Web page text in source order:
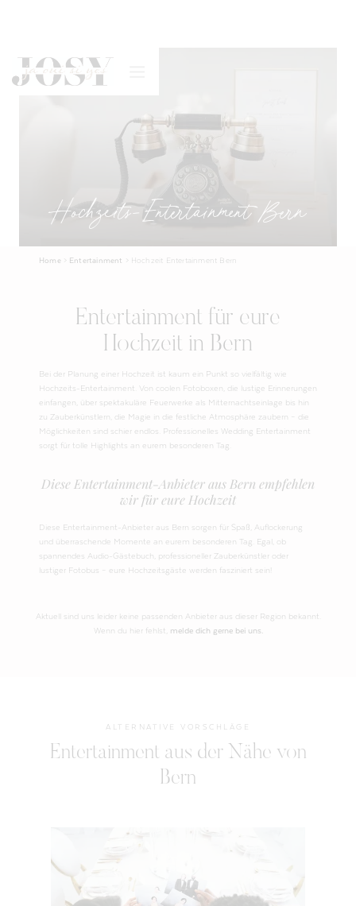
Hochzeits-Entertainment Bern
Home Entertainment Hochzeit Entertainment Bern
Entertainment für eure
Hochzeit in Bern
Bei der Planung einer Hochzeit ist kaum ein Punkt so vielfältig wie
Hochzeits-Entertainment. Von coolen Fotoboxen, die lustige Erinnerungen
einfangen, über spektakuläre Feuerwerke als Mitternachtseinlage bis hin
zu Zauberkünstlern, die Magie in die festliche Atmosphäre zaubern – die
Möglichkeiten sind schier endlos. Professionelles Wedding Entertainment
sorgt für tolle Highlights an eurem besonderen Tag.
Diese Entertainment-Anbieter aus Bern empfehlen
wir für eure Hochzeit
Diese Entertainment-Anbieter aus Bern sorgen für Spaß, Auflockerung
und überraschende Momente an eurem besonderen Tag. Egal, ob
spannendes Audio-Gästebuch, professioneller Zauberkünstler oder
lustiger Fotobus – eure Hochzeitsgäste werden fasziniert sein!
Aktuell sind uns leider keine passenden Anbieter aus dieser Region bekannt.
Wenn du hier fehlst, melde dich gerne bei uns.
ALTERNATIVE VORSCHLÄGE
Entertainment aus der Nähe von
Bern